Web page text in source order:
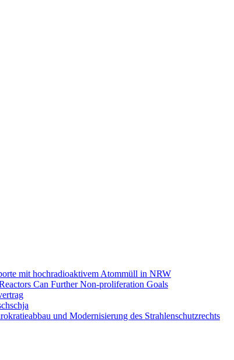
mit hochradioaktivem Atommüll in NRW
Can Further Non-proliferation Goals
und Modernisierung des Strahlenschutzrechts